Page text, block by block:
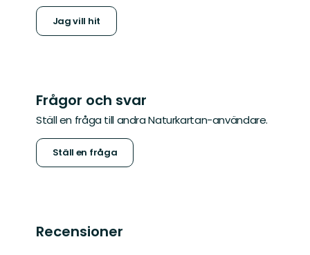
Jag vill hit
Frågor och svar
Ställ en fråga till andra Naturkartan-användare.
Ställ en fråga
Recensioner